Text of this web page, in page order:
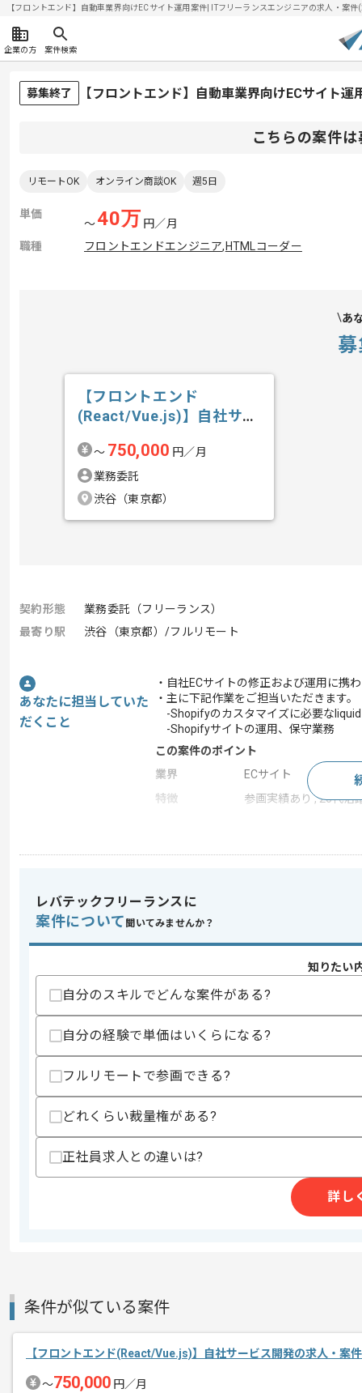
【フロントエンド】自動車業界向けECサイト運用案件| ITフリーランスエンジニアの求人・案
企業の方 案件検索
募集終了 【フロントエンド】自動車業界向けECサイト
こちらの案件
リモートOK オンライン商談OK 週5日
単価
〜40万 円／月
職種
フロントエンドエンジニア, HTMLコーダー
あ
【フロントエンド
(React/Vue.js)】自社サー
〜 750,000 円／月
業務委託
渋谷（東京都）
契約形態
業務委託（フリーランス）
最寄り駅
渋谷（東京都）/フルリモート
あなたに担当していた
だくこと
・自社ECサイトの修正および運用に携
・主に下記作業をご担当いただきます。
-Shopifyのカスタマイズに必要な
-Shopifyサイトの運用、保守業務
この案件のポイント
業界
ECサイト
特徴
参画実績あり , 20代活
・HTML、CSSの知見
歓迎スキル
・Liquidを用いた開発経験
スキルに不安がある方へ
精算・お支払い
精算条件
エージェントからのコ
メント
PV数5,000万を誇るポータルサイトを筆
自動車業界に関わるあらゆるサービス
レバテックフリーランスに
案件について 聞いてみませんか？
知りたい
自分のスキルでどんな案件がある?
自分の経験で単価はいくらになる?
フルリモートで参画できる?
どれくらい裁量権がある?
正社員求人との違いは?
詳し
条件が似ている案件
【フロントエンド(React/Vue.js)】自社サービス開発の求人・案件
〜750,000 円／月